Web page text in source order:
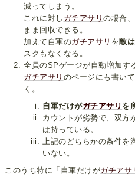
減ってしまう。
これに対し ガチアサリの場合
まま回収できる。
加えて自軍のガチアサリ を敵
スクもなくなる。
全員のSPゲージが自動増加す
ガチアサリ のページにも書い
く。
自軍だけがガチアサリ を
カウントが劣勢で、双方
は持っている。
上記のどちらかの条件を
いない。
このうち特に「自軍だけがガチアサ